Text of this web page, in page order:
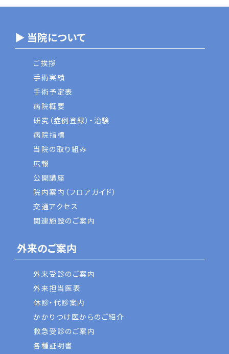
▶ 当院について
ご挨拶
手術実績
手術予定表
病院概要
研究（症例登録）・治験
病院指標
当院の取り組み
広報
公開講座
院内案内（フロアガイド）
交通アクセス
関連施設のご案内
外来のご案内
外来受診のご案内
外来担当医表
休診・代診案内
かかりつけ医からのご紹介
救急受診のご案内
各種証明書